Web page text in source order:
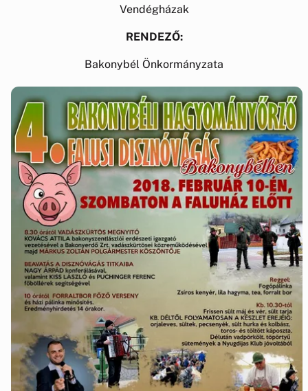
Vendégházak
RENDEZŐ:
Bakonybél Önkormányzata